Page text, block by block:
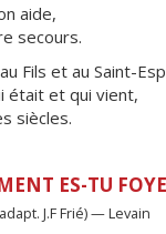
aide,
secours.
Fils et au Saint-
était et qui vient,
siècles.
ES-TU
J.F Frié) — Levain